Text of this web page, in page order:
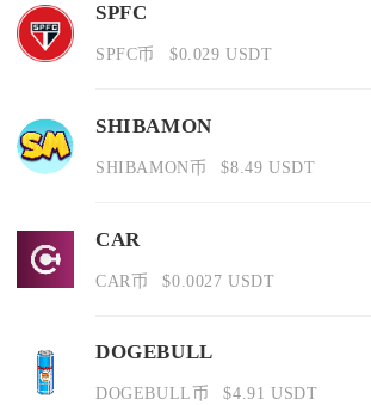
SPFC
SPFC币 $0.029 USDT
SHIBAMON
SHIBAMON币 $8.49 USDT
CAR
CAR币 $0.0027 USDT
DOGEBULL
DOGEBULL币 $4.91 USDT